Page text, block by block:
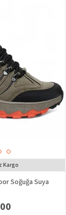
Soğuğa Suya
Kargo